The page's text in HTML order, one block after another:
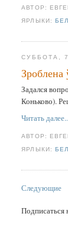
АВТОР:
ЯРЛЫКИ:
СУББОТА,
Зроблена
Задался
Коньково).
Читать
АВТОР:
ЯРЛЫКИ:
Следующие